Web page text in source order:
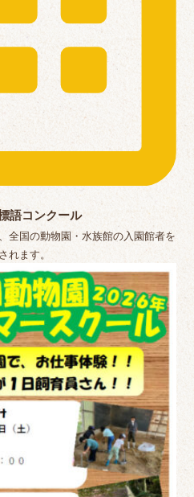
語コンクール
全国の動物園・水族館の入園館者を
れます。